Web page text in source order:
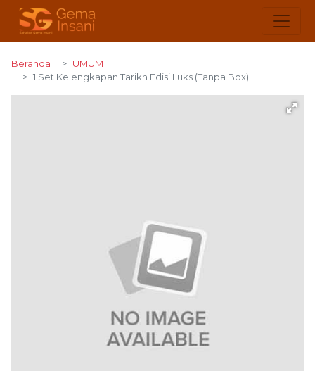
Beranda
UMUM
1 Set Kelengkapan Tarikh Edisi Luks (Tanpa Box)